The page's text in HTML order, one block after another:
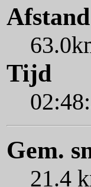
Afstand
Tijd
Gem.
21.4